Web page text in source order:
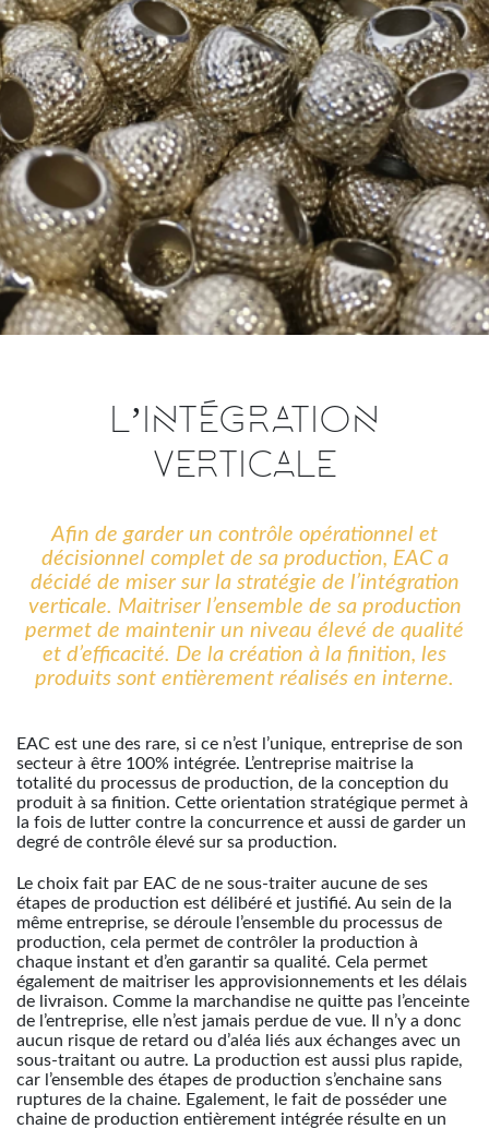
L’INTÉGRATION
VERTICALE
Afin de garder un contrôle opérationnel et
décisionnel complet de sa production, EAC a
décidé de miser sur la stratégie de l’intégration
verticale. Maitriser l’ensemble de sa production
permet de maintenir un niveau élevé de qualité
et d’efficacité. De la création à la finition, les
produits sont entièrement réalisés en interne.
EAC est une des rare, si ce n’est l’unique, entreprise de son
secteur à être 100% intégrée. L’entreprise maitrise la
totalité du processus de production, de la conception du
produit à sa finition. Cette orientation stratégique permet à
la fois de lutter contre la concurrence et aussi de garder un
degré de contrôle élevé sur sa production.
Le choix fait par EAC de ne sous-traiter aucune de ses
étapes de production est délibéré et justifié. Au sein de la
même entreprise, se déroule l’ensemble du processus de
production, cela permet de contrôler la production à
chaque instant et d’en garantir sa qualité. Cela permet
également de maitriser les approvisionnements et les délais
de livraison. Comme la marchandise ne quitte pas l’enceinte
de l’entreprise, elle n’est jamais perdue de vue. Il n’y a donc
aucun risque de retard ou d’aléa liés aux échanges avec un
sous-traitant ou autre. La production est aussi plus rapide,
car l’ensemble des étapes de production s’enchaine sans
ruptures de la chaine. Egalement, le fait de posséder une
chaine de production entièrement intégrée résulte en un